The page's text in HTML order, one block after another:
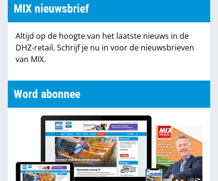
MIX nieuwsbrief
Altijd op de hoogte van het laatste nieuws in de
DHZ-retail. Schrijf je nu in voor de nieuwsbrieven
van MIX.
Word abonnee